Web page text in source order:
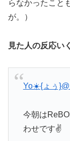
らなかったこと
が。）
見た人の反応い
Yo☀️{ょぅ}
今朝は
わせです✌️